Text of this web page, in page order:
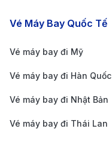
giảm giá vé. Đăng
giữa tuần thường
Hãy linh hoạt về
Sử dụng các công
Vé Máy Bay Quốc Tế
Vé máy bay đi Mỹ
Vé máy bay đi Hàn Quốc
Vé máy bay đi Nhật Bản
Vé máy bay đi Thái Lan